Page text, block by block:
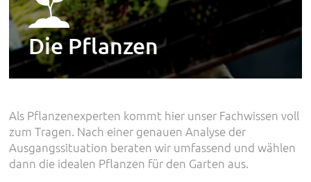
Die Pflanzen
Als Pflanzenexperten kommt hier unser Fachwissen voll
zum Tragen. Nach einer genauen Analyse der
Ausgangssituation beraten wir umfassend und wählen
dann die idealen Pflanzen für den Garten aus.